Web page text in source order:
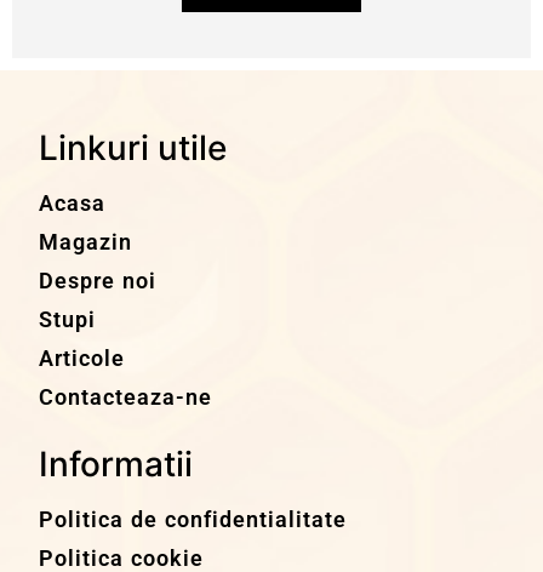
Linkuri utile
Acasa
Magazin
Despre noi
Stupi
Articole
Contacteaza-ne
Informatii
Politica de confidentialitate
Politica cookie